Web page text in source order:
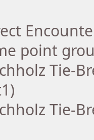
point
Tie-
Tie-